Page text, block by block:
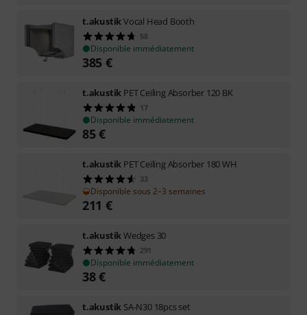
t.akustikVocal Head Booth
58
Disponible immédiatement
385 €
t.akustik PET Ceiling Absorber 120 BK
17
Disponible immédiatement
85€
t.akustik PET Ceiling Absorber 180 WH
33
Disponible sous 2–3 semaines
211 €
t.akustikWedges 30
291
Disponible immédiatement
38€
t.akustik SA-N30 18pcs set